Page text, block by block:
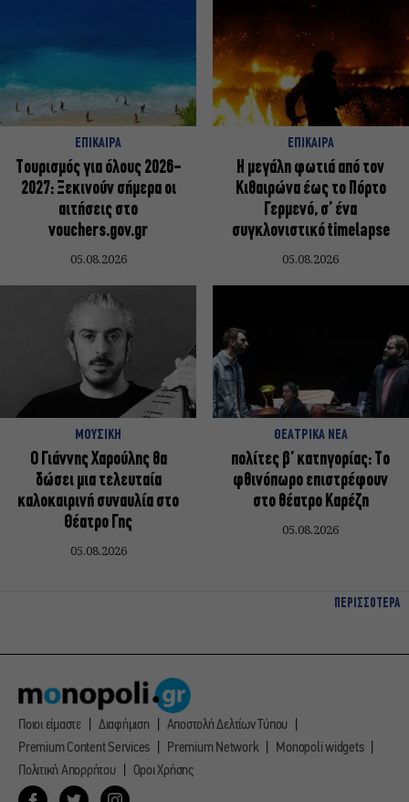
ΕΠΙΚΑΙΡΑ
Τουρισμός για όλους 2026-
2027: Ξεκινούν σήμερα οι
αιτήσεις στο
vouchers.gov.gr
05.08.2026
ΕΠΙΚΑΙΡΑ
Η μεγάλη φωτιά από τον
Κιθαιρώνα έως το Πόρτο
Γερμενό, σ’ ένα
συγκλονιστικό timelapse
05.08.2026
ΜΟΥΣΙΚΗ
Ο Γιάννης Χαρούλης θα
δώσει μια τελευταία
καλοκαιρινή συναυλία στο
Θέατρο Γης
05.08.2026
ΘΕΑΤΡΙΚΑ ΝΕΑ
πολίτες β’ κατηγορίας: Το
φθινόπωρο επιστρέφουν
στο θέατρο Καρέζη
05.08.2026
ΠΕΡΙΣΣΟΤΕΡΑ
Ποιοι είμαστε Διαφήμιση
Αποστολή Δελτίων Τύπου
Premium Content Services
Premium Network
Monopoli widgets
Πολιτική Απορρήτου
Οροι Χρήσης